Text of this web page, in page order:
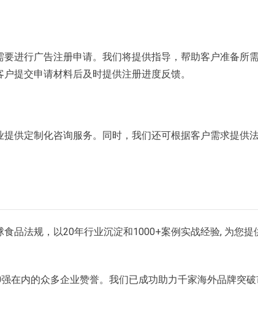
进行广告注册申请。我们将提供指导，帮助客户准备所
提交申请材料后及时提供注册进度反馈。
供定制化咨询服务。同时，我们还可根据客户需求提供
品法规，以20年行业沉淀和1000+案例实战经验, 为您提
在内的众多企业赞誉。我们已成功助力千家海外品牌突破